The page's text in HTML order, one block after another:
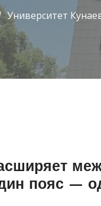
Университет
пояс —